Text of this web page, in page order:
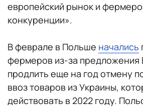
европейский рынок и
конкуренции».
В феврале в Польше начались
фермеров из-за предложения
продлить еще на год отмену
ввоз товаров из Украины,
действовать в 2022 году.